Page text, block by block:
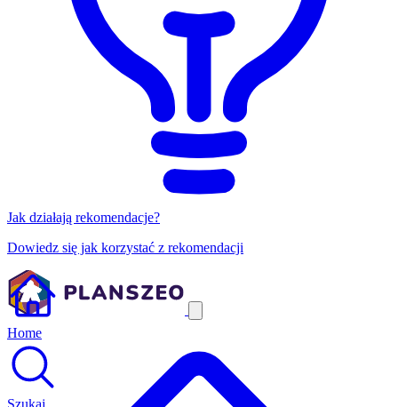
Jak działają rekomendacje?
Dowiedz się jak korzystać z rekomendacji
Home
Szukaj